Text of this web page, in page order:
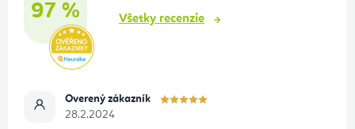
97 % Všetky recenzie
Overený zákazník
28.2.2024